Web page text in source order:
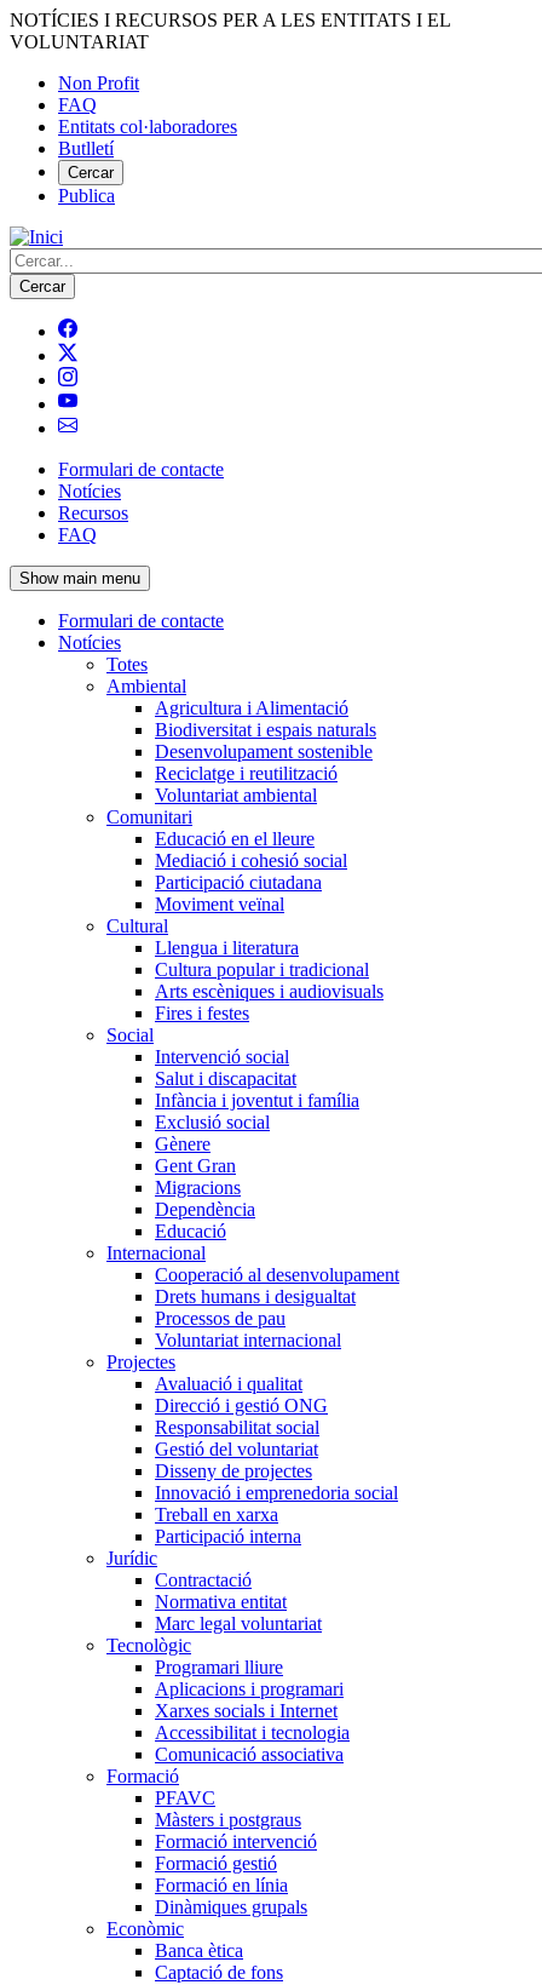
Vés
al
NOTÍCIES I RECURSOS PER A LES ENTITATS I EL
VOLUNTARIAT
Menú
del
compte
d'usuari
Non Profit
FAQ
Entitats col·laboradores
Butlletí
Cercar
Publica
Cerca
Navegació
principal
de
l'encapçalament
Formulari de contacte
Notícies
Recursos
FAQ
Show main menu
Navegació
principal
Formulari de contacte
Notícies
Totes
Ambiental
Agricultura i Alimentació
Biodiversitat i espais naturals
Desenvolupament sostenible
Reciclatge i reutilització
Voluntariat ambiental
Comunitari
Educació en el lleure
Mediació i cohesió social
Participació ciutadana
Moviment veïnal
Cultural
Llengua i literatura
Cultura popular i tradicional
Arts escèniques i audiovisuals
Fires i festes
Social
Intervenció social
Salut i discapacitat
Infància i joventut i família
Exclusió social
Gènere
Gent Gran
Migracions
Dependència
Educació
Internacional
Cooperació al desenvolupament
Drets humans i desigualtat
Processos de pau
Voluntariat internacional
Projectes
Avaluació i qualitat
Direcció i gestió ONG
Responsabilitat social
Gestió del voluntariat
Disseny de projectes
Innovació i emprenedoria social
Treball en xarxa
Participació interna
Jurídic
Contractació
Normativa entitat
Marc legal voluntariat
Tecnològic
Programari lliure
Aplicacions i programari
Xarxes socials i Internet
Accessibilitat i tecnologia
Comunicació associativa
Formació
PFAVC
Màsters i postgraus
Formació intervenció
Formació gestió
Formació en línia
Dinàmiques grupals
Econòmic
Banca ètica
Captació de fons